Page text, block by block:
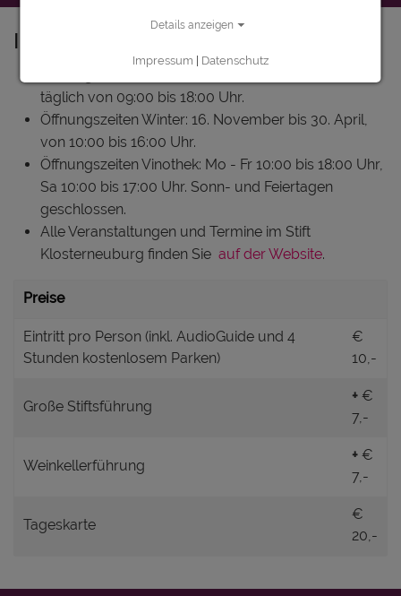
Infos, Öffnungszeiten & Preise
täglich von 09:00 bis 18:00 Uhr.
Öffnungszeiten Winter: 16. November bis 30. April,
von 10:00 bis 16:00 Uhr.
Öffnungszeiten Vinothek: Mo - Fr 10:00 bis 18:00 Uhr,
Sa 10:00 bis 17:00 Uhr. Sonn- und Feiertagen
geschlossen.
Alle Veranstaltungen und Termine im Stift
Klosterneuburg finden Sie auf der Website.
Preise
Eintritt pro Person (inkl. AudioGuide und 4
Stunden kostenlosem Parken)
€
10,-
Große Stiftsführung
+ €
7,-
Weinkellerführung
+ €
7,-
Tageskarte
€
20,-
Details anzeigen
Impressum | Datenschutz